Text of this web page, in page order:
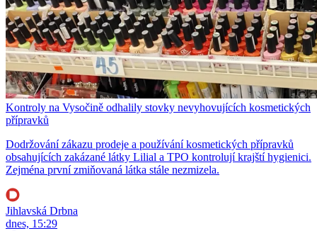
Kontroly na Vysočině odhalily stovky nevyhovujících kosmetických
přípravků
Dodržování zákazu prodeje a používání kosmetických přípravků
obsahujících zakázané látky Lilial a TPO kontrolují krajští hygienici.
Zejména první zmiňovaná látka stále nezmizela.
Jihlavská Drbna
dnes, 15:29